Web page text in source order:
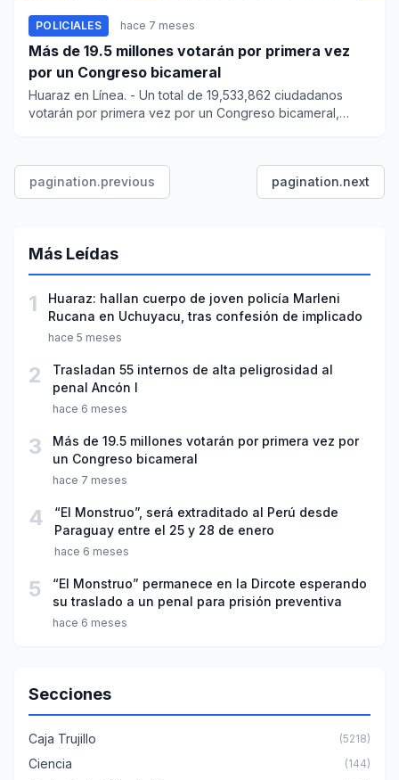
POLICIALES hace 7 meses
Más de 19.5 millones votarán por primera vez
por un Congreso bicameral
Huaraz en Línea. - Un total de 19,533,862 ciudadanos
votarán por primera vez por un Congreso bicameral,
pagination.previous pagination.next
Más Leídas
1
Huaraz: hallan cuerpo de joven policía Marleni
Rucana en Uchuyacu, tras confesión de implicado
hace 5 meses
2
Trasladan 55 internos de alta peligrosidad al
penal Ancón I
hace 6 meses
3
Más de 19.5 millones votarán por primera vez por
un Congreso bicameral
hace 7 meses
4
“El Monstruo”, será extraditado al Perú desde
Paraguay entre el 25 y 28 de enero
hace 6 meses
5
“El Monstruo” permanece en la Dircote esperando
su traslado a un penal para prisión preventiva
hace 6 meses
Secciones
Caja Trujillo (5218)
Ciencia (144)